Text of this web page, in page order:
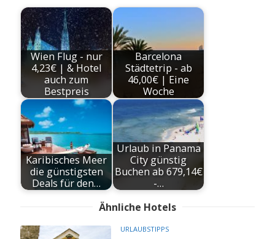
Wien Flug - nur
4,23€ | & Hotel
auch zum
Bestpreis
Barcelona
Städtetrip - ab
46,00€ | Eine
Woche
Karibisches Meer
die günstigsten
Deals für den…
Urlaub in Panama
City günstig
Buchen ab 679,14€
-…
Ähnliche Hotels
URLAUBSTIPPS